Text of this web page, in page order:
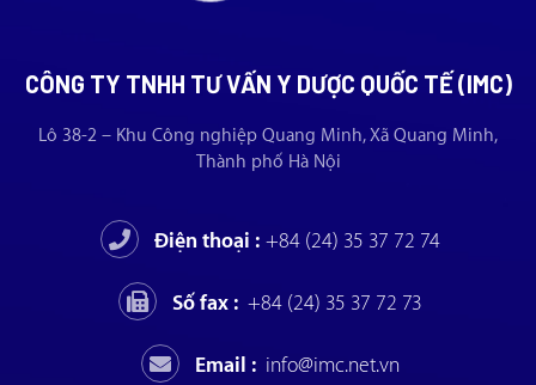
CÔNG TY TNHH TƯ VẤN Y DƯỢC QUỐC TẾ (IMC)
Lô 38-2 – Khu Công nghiệp Quang Minh, Xã Quang Minh,
Thành phố Hà Nội
Điện thoại : +84 (24) 35 37 72 74
Số fax : +84 (24) 35 37 72 73
Email : info@imc.net.vn